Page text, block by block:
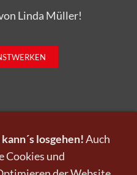
Linda Müller!
losgehen!Auch
Cookies und